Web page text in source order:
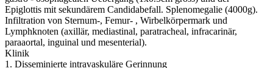
Epiglottis mit sekundärem Candidabefall. Splenomegalie (4000g).
Infiltration von Sternum-, Femur- , Wirbelkörpermark und
Lymphknoten (axillär, mediastinal, paratracheal, infracarinär,
paraaortal, inguinal und mesenterial).
Klinik
1. Disseminierte intravaskuläre Gerinnung